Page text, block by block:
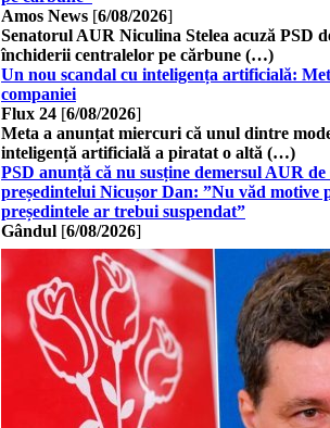
Amos News [6/08/2026]
Senatorul AUR Niculina Stelea acuză PSD
închiderii centralelor pe cărbune (…)
Un nou scandal cu inteligența artificială:
companiei
Flux 24 [6/08/2026]
Meta a anunțat miercuri că unul dintre
inteligență artificială a piratat o altă (…)
PSD anunță că nu susține demersul AUR de
președintelui Nicușor Dan: ”Nu văd motive
președintele ar trebui suspendat”
Gândul [6/08/2026]